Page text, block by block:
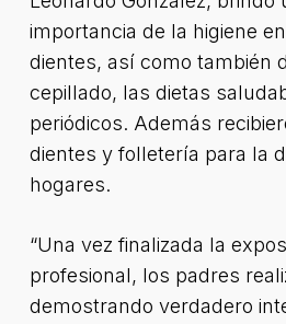
importancia de la higiene
dientes, así como también
cepillado, las dietas
periódicos. Además
dientes y folletería para la
hogares.
“Una vez finalizada la
profesional, los padres
demostrando verdadero